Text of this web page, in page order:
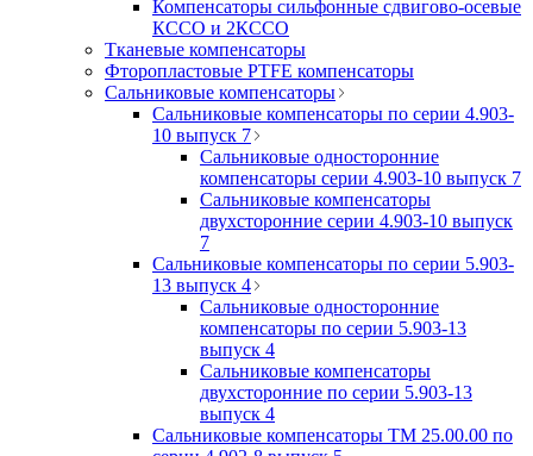
Компенсаторы сильфонные сдвигово-осевые
КССО и 2КССО
Тканевые компенсаторы
Фторопластовые PTFE компенсаторы
Сальниковые компенсаторы
Сальниковые компенсаторы по серии 4.903-
10 выпуск 7
Сальниковые односторонние
компенсаторы серии 4.903-10 выпуск 7
Сальниковые компенсаторы
двухсторонние серии 4.903-10 выпуск
7
Сальниковые компенсаторы по серии 5.903-
13 выпуск 4
Сальниковые односторонние
компенсаторы по серии 5.903-13
выпуск 4
Сальниковые компенсаторы
двухсторонние по серии 5.903-13
выпуск 4
Сальниковые компенсаторы ТМ 25.00.00 по